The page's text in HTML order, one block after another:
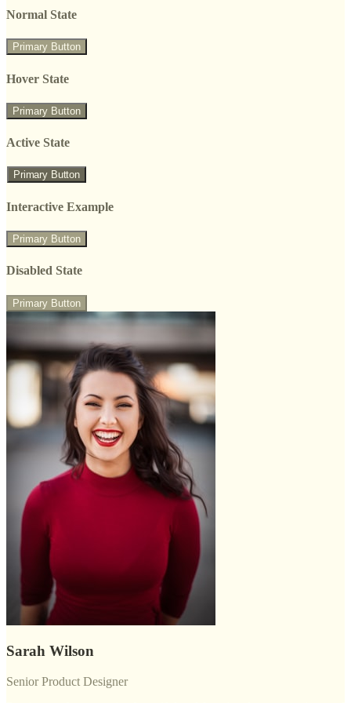
Normal State
Primary Button
Hover State
Primary Button
Active State
Primary Button
Interactive Example
Primary Button
Disabled State
Primary Button
Sarah Wilson
Senior Product Designer